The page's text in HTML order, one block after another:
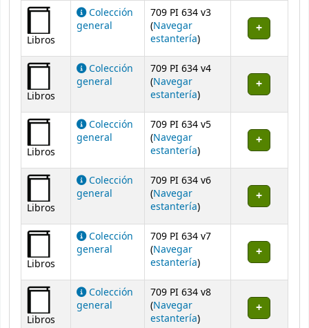
Libros
Colección
general
709 PI 634 v3
(Navegar
estantería(Abre debajo)
)
Libros
Colección
general
709 PI 634 v4
(Navegar
estantería(Abre debajo)
)
Libros
Colección
general
709 PI 634 v5
(Navegar
estantería(Abre debajo)
)
Libros
Colección
general
709 PI 634 v6
(Navegar
estantería(Abre debajo)
)
Libros
Colección
general
709 PI 634 v7
(Navegar
estantería(Abre debajo)
)
Libros
Colección
general
709 PI 634 v8
(Navegar
estantería(Abre debajo)
)